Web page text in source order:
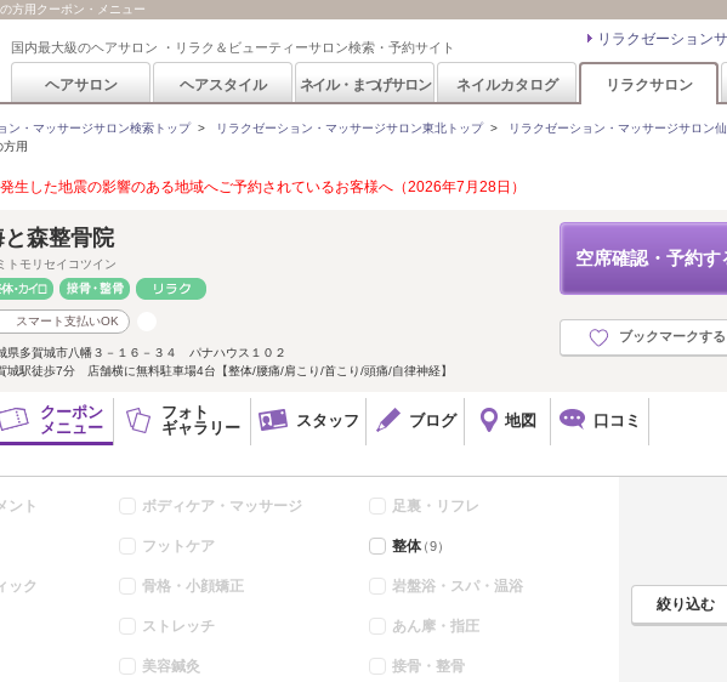
方用クーポン・メニュー
国内最大級のヘアサロン ・リラク＆ビューティーサロン検索・予約サイト リラクゼーション
ヘアサロン ヘアスタイル ネイル・まつげサロン ネイルカタログ リラクサロン
ン・マッサージサロン検索トップ> リラクゼーション・マッサージサロン東北トップ> リラクゼーション・マッサージサロン
方用
生した地震の影響のある地域へご予約されているお客様へ（2026年7月28日）
空席確認・予約す
ブックマークする
と森整骨院
トモリセイコツイン
スマート支払いOK
県多賀城市八幡３－１６－３４ パナハウス１０２
城駅徒歩7分 店舗横に無料駐車場4台【整体/腰痛/肩こり/首こり/頭痛/自律神経】
クーポン
メニュー
フォト
ギャラリー
スタッフ ブログ 地図 口コミ
ント ボディケア・マッサージ 足裏・リフレ
フットケア 整体（9）
ック 骨格・小顔矯正 岩盤浴・スパ・温浴
ストレッチ あん摩・指圧
美容鍼灸 接骨・整骨